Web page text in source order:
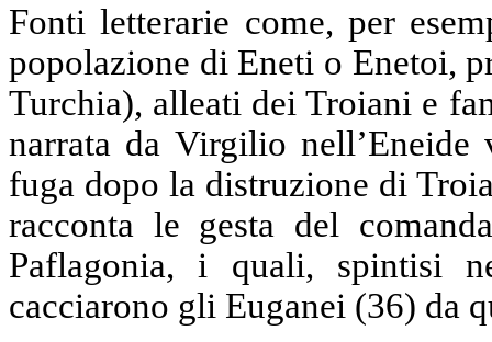
Fonti letterarie come, per
popolazione di Eneti o Enetoi,
Turchia), alleati dei Troiani e
narrata da Virgilio
fuga dopo la distruzione di
racconta le gesta del
Paflagonia, i quali, spintisi
cacciarono gli Euganei (36) da